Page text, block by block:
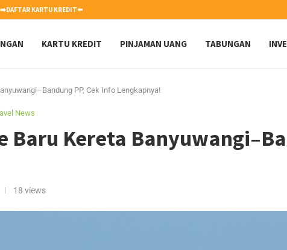
➡️DAFTAR KARTU KREDIT⬅️
KARTU KREDIT PINJAMAN UANG TABUNGAN
PP, Cek Info Lengkapnya!
News
Baru Kereta
18 views